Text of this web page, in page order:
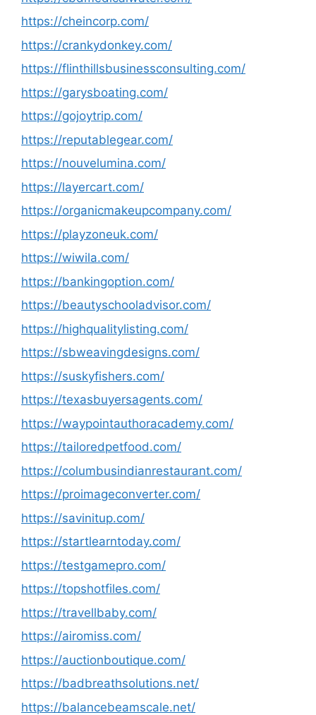
https://cheincorp.com/
https://crankydonkey.com/
https://flinthillsbusinessconsulting.com/
https://garysboating.com/
https://gojoytrip.com/
https://reputablegear.com/
https://nouvelumina.com/
https://layercart.com/
https://organicmakeupcompany.com/
https://playzoneuk.com/
https://wiwila.com/
https://bankingoption.com/
https://beautyschooladvisor.com/
https://highqualitylisting.com/
https://sbweavingdesigns.com/
https://suskyfishers.com/
https://texasbuyersagents.com/
https://waypointauthoracademy.com/
https://tailoredpetfood.com/
https://columbusindianrestaurant.com/
https://proimageconverter.com/
https://savinitup.com/
https://startlearntoday.com/
https://testgamepro.com/
https://topshotfiles.com/
https://travellbaby.com/
https://airomiss.com/
https://auctionboutique.com/
https://badbreathsolutions.net/
https://balancebeamscale.net/